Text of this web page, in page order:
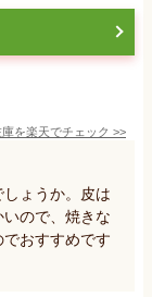
を楽天でチェック >>
ょうか。皮は
ので、焼きな
おすすめです